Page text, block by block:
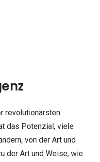
revolutionärsten
das Potenzial, viele
von der Art und
der Art und Weise, wie